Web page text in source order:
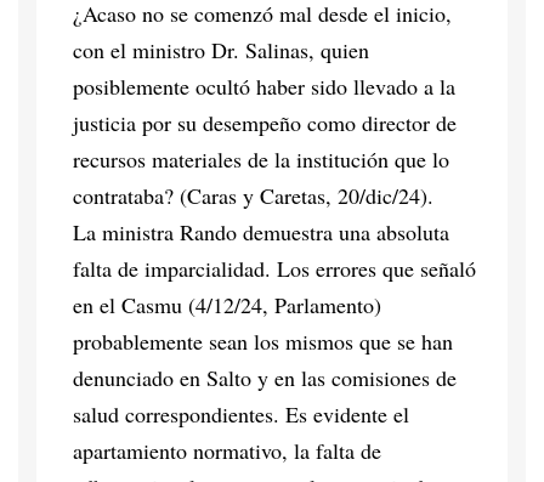
¿Acaso no se comenzó mal desde el inicio,
con el ministro Dr. Salinas, quien
posiblemente ocultó haber sido llevado a la
justicia por su desempeño como director de
recursos materiales de la institución que lo
contrataba? (Caras y Caretas, 20/dic/24).
La ministra Rando demuestra una absoluta
falta de imparcialidad. Los errores que señaló
en el Casmu (4/12/24, Parlamento)
probablemente sean los mismos que se han
denunciado en Salto y en las comisiones de
salud correspondientes. Es evidente el
apartamiento normativo, la falta de